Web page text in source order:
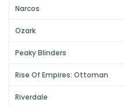
Narcos
Ozark
Peaky Blinders
Rise Of Empires: Ottoman
Riverdale